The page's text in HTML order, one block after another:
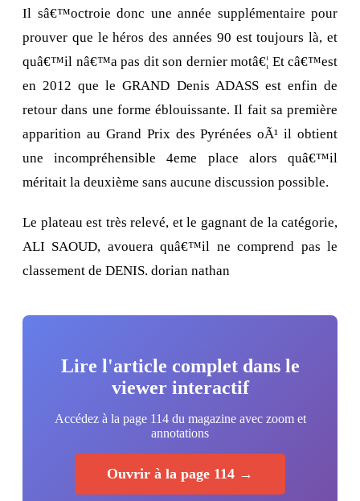
Il sâ€™octroie donc une année supplémentaire pour
prouver que le héros des années 90 est toujours là, et
quâ€™il nâ€™a pas dit son dernier motâ€¦ Et câ€™est
en 2012 que le GRAND Denis ADASS est enfin de
retour dans une forme éblouissante. Il fait sa première
apparition au Grand Prix des Pyrénées oÃ¹ il obtient
une incompréhensible 4eme place alors quâ€™il
méritait la deuxième sans aucune discussion possible.
Le plateau est très relevé, et le gagnant de la catégorie,
ALI SAOUD, avouera quâ€™il ne comprend pas le
classement de DENIS. dorian nathan
Lire l'article complet dans le
viewer interactif
Accédez à la page 114 du magazine avec zoom et
annotations
Ouvrir à la page 114 →